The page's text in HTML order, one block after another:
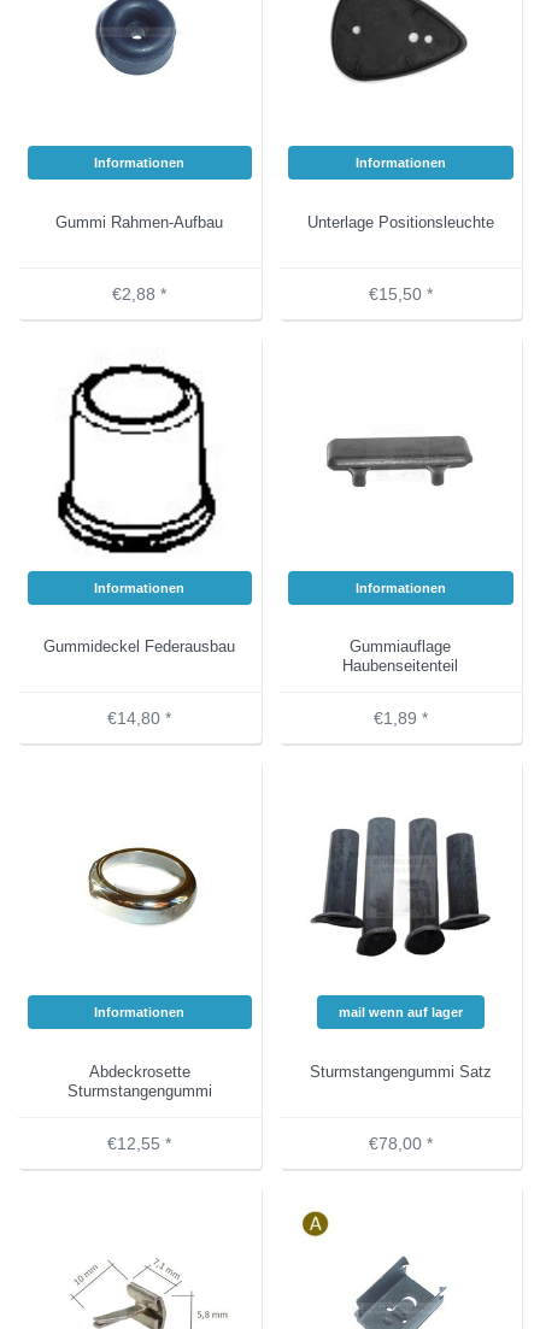
Informationen
Gummi Rahmen-Aufbau
€2,88 *
Informationen
Unterlage Positionsleuchte
€15,50 *
Informationen
Gummideckel Federausbau
€14,80 *
Informationen
Gummiauflage
Haubenseitenteil
€1,89 *
Informationen
Abdeckrosette
Sturmstangengummi
€12,55 *
mail wenn auf lager
Sturmstangengummi Satz
€78,00 *